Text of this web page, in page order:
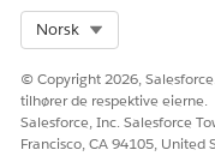
Norsk
© Copyright 2026,
tilhører de respektive eierne.
Salesforce, Inc. Salesforce
Francisco, CA 94105, United